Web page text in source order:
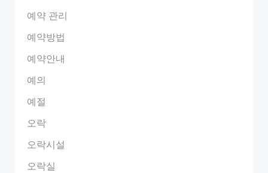
예약 관리
예약방법
예약안내
예의
예절
오락
오락시설
오락실